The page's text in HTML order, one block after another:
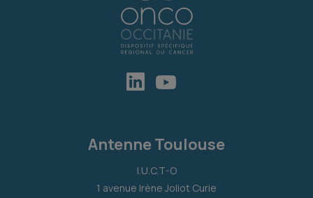
Antenne Toulouse
I.U.C.T-O
1 avenue Irène Joliot Curie